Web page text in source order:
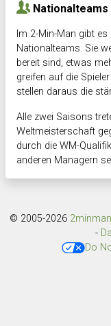
Im 2-Min-Man gibt
Nationalteams. Sie
bereit sind, etwas
greifen auf die
stellen daraus die
Alle zwei Saisons
Weltmeisterschaft
durch die WM-
anderen Managern
© 2005-2026
-
Do